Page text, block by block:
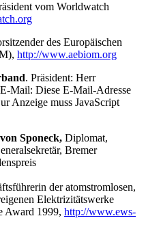
vom Worldwatch
des Europäischen
http://www.aebiom.org
. Präsident: Herr
Mail: Diese E-Mail-Adresse
Anzeige muss JavaScript
Sponeck, Diplomat,
Bremer
der atomstromlosen,
Elektrizitätswerke
Award 1999, http://www.ews-